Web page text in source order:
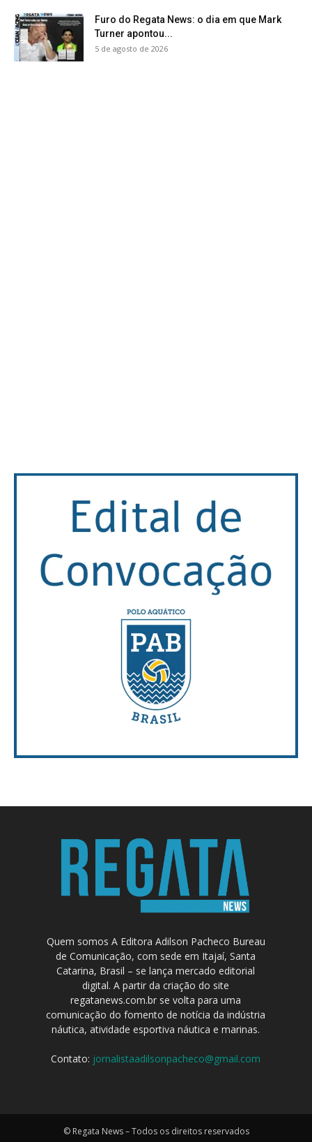
Furo do Regata News: o dia em que Mark
Turner apontou...
5 de agosto de 2026
Quem somos A Editora Adilson Pacheco Bureau
de Comunicação, com sede em Itajaí, Santa
Catarina, Brasil – se lança mercado editorial
digital. A partir da criação do site
regatanews.com.br se volta para uma
comunicação do fomento de notícia da indústria
náutica, atividade esportiva náutica e marinas.
Contato: jornalistaadilsonpacheco@gmail.com
© Regata News – Todos os direitos reservados